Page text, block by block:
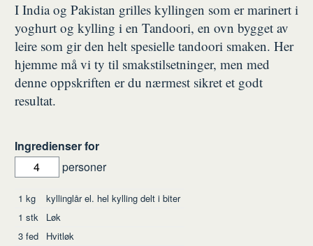
I India og Pakistan grilles kyllingen som er marinert i
yoghurt og kylling i en Tandoori, en ovn bygget av
leire som gir den helt spesielle tandoori smaken. Her
hjemme må vi ty til smakstilsetninger, men med
denne oppskriften er du nærmest sikret et godt
resultat.
Ingredienser for
personer
Ingredienser
1 kg kyllinglårel. hel kylling delt i biter
1 stk
Løk
3fed
Hvitløk